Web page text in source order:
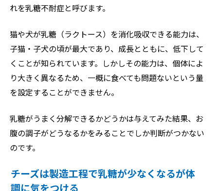
れを乳糖不耐症と呼びます。
猫や犬が乳糖（ラクトース）を消化吸収できる能力は、
子猫・子犬の頃が最大であり、成長とともに、低下して
くことが知られています。しかしその能力は、個体によ
り大きく異なるため、一概に食べても問題ないという量
を設定することができません。
乳糖がうまく分解できるかどうかは与えてみた結果、お
腹の調子がどうなるかをみることでしか判断がつかない
のです。
チーズは製造工程で乳糖が少なくなるが体
調に気をつける